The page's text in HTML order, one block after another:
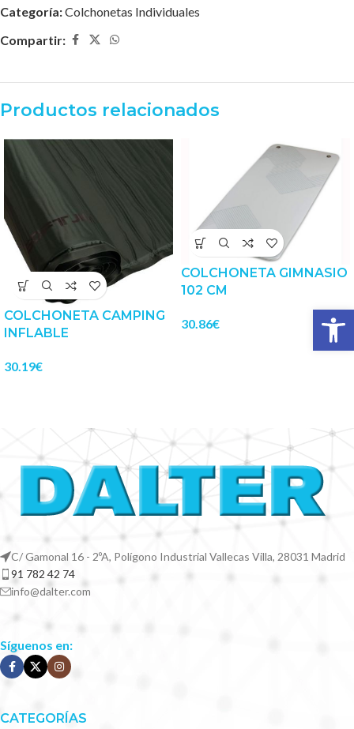
Categoría:Colchonetas Individuales
Compartir:
Productos relacionados
COLCHONETA CAMPING
INFLABLE
30.19€
COLCHONETA GIMNASIO
102 CM
30.86€
C/ Gamonal 16 - 2ºA, Polígono Industrial Vallecas Villa, 28031 Madrid
91 782 42 74
info@dalter.com
Síguenos en:
CATEGORÍAS
Abrir